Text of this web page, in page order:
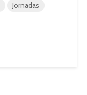
Jornadas